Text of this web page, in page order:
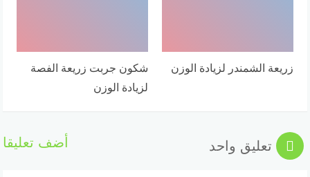
زريعة الشمندر لزيادة الوزن
شكون جربت زريعة الفصة
لزيادة الوزن
تعليق واحد أضف تعليقا